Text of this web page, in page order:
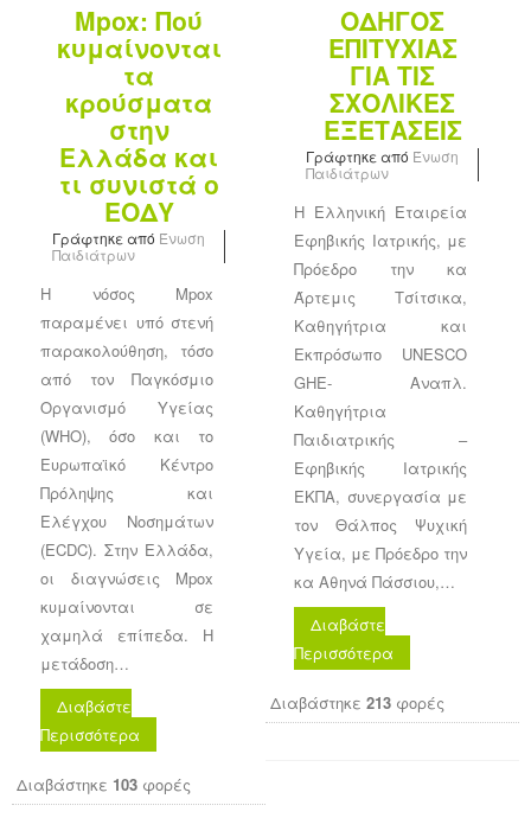
Mpox: Πού
κυμαίνονται
τα
κρούσματα
στην
Ελλάδα και
τι συνιστά ο
ΕΟΔΥ
Γράφτηκε από Ένωση
Παιδιάτρων
Η νόσος Mpox
παραμένει υπό στενή
παρακολούθηση, τόσο
από τον Παγκόσμιο
Οργανισμό Υγείας
(WHO), όσο και το
Ευρωπαϊκό Κέντρο
Πρόληψης και
Ελέγχου Νοσημάτων
(ECDC). Στην Ελλάδα,
οι διαγνώσεις Mpox
κυμαίνονται σε
χαμηλά επίπεδα. Η
μετάδοση…
Διαβάστε
Περισσότερα
Διαβάστηκε 103 φορές
ΟΔΗΓΟΣ
ΕΠΙΤΥΧΙΑΣ
ΓΙΑ ΤΙΣ
ΣΧΟΛΙΚΕΣ
ΕΞΕΤΑΣΕΙΣ
Γράφτηκε από Ένωση
Παιδιάτρων
Η Ελληνική Εταιρεία
Εφηβικής Ιατρικής, με
Πρόεδρο την κα
Άρτεμις Τσίτσικα,
Καθηγήτρια και
Εκπρόσωπο UNESCO
GHE- Αναπλ.
Καθηγήτρια
Παιδιατρικής –
Εφηβικής Ιατρικής
ΕΚΠΑ, συνεργασία με
τον Θάλπος Ψυχική
Υγεία, με Πρόεδρο την
κα Αθηνά Πάσσιου,…
Διαβάστε
Περισσότερα
Διαβάστηκε 213 φορές